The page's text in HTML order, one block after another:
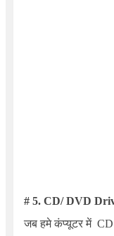
# 5. CD/ DVD
जब हमे कंप्यूटर में CD